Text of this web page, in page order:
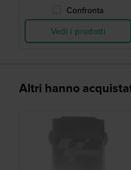
Confronta
Vedi i prodotti
Altri hanno